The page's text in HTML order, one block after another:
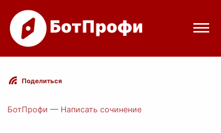
Режимы бота
Цены
Поделиться
БотПрофи — Написать сочинение